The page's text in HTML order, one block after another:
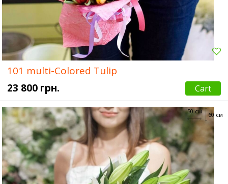
101 multi-Colored Tulip
23 800 грн.
Cart
60 см
50 см